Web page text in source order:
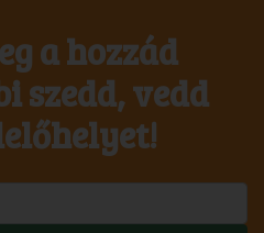
a hozzád
szedd, vedd